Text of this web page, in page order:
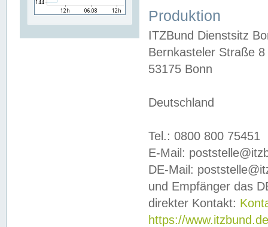
Produktion
ITZBund Dienstsitz
Bernkasteler Straße 8
53175 Bonn
Deutschland
Tel.: 0800 800 75451
E-Mail:
DE-Mail:
und Empfänger das
direkter Kontakt:
https://